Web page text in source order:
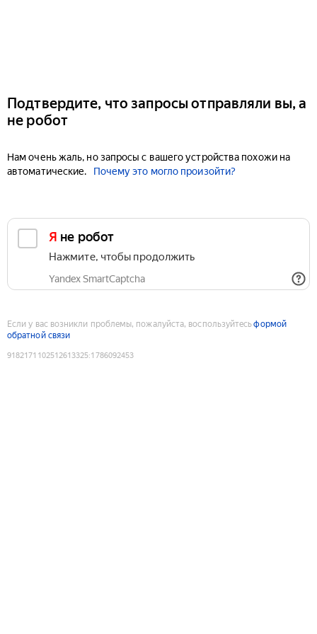
Подтвердите, что запросы отправляли вы, а
не робот
Нам очень жаль, но запросы с вашего устройства похожи на
автоматические.
Почему это могло произойти?
Я не робот
Нажмите, чтобы продолжить
Yandex SmartCaptcha
Если у вас возникли проблемы, пожалуйста, воспользуйтесьформой
обратной связи
9182171102512613325:1786092453